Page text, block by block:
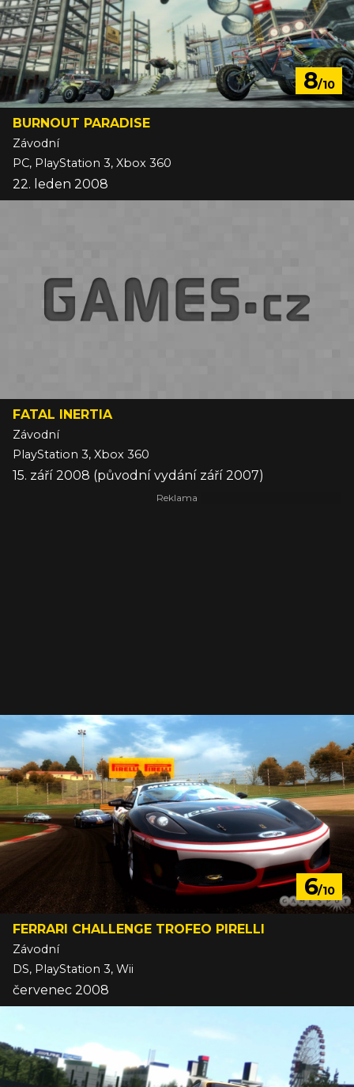
8/10
BURNOUT PARADISE
Závodní
PC, PlayStation 3, Xbox 360
22. leden 2008
FATAL INERTIA
Závodní
PlayStation 3, Xbox 360
15. září 2008 (původní vydání září 2007)
6/10
FERRARI CHALLENGE TROFEO PIRELLI
Závodní
DS, PlayStation 3, Wii
červenec 2008